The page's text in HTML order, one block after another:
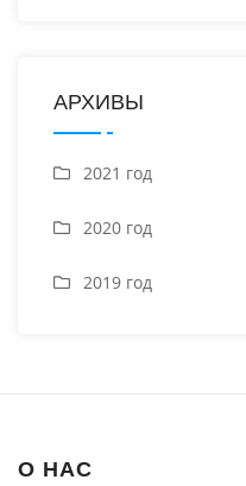
АРХИВЫ
2021 год
2020 год
2019 год
О НАС